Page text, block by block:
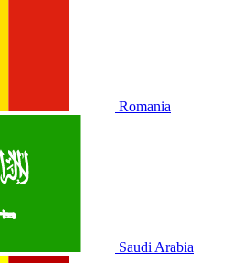
Romania
Saudi Arabia